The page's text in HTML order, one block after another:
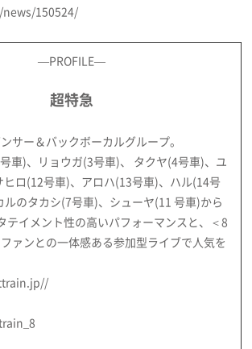
150524/
―PROFILE―
超特急
サー＆バックボーカルグループ。
車)、リョウガ(3号車)、 タクヤ(4号車)、ユ
ヒロ(12号車)、アロハ(13号車)、ハル(14号
ルのタカシ(7号車)、シューヤ(11 号車)から
テイメント性の高いパフォーマンスと、＜8
ァンとの一体感ある参加型ライブで人気を